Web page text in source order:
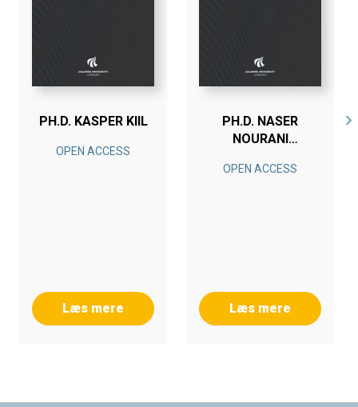
PH.D. KASPER KIIL
OPEN ACCESS
Læs mere
PH.D. NASER
NOURANI
OPEN ACCESS
Læs mere